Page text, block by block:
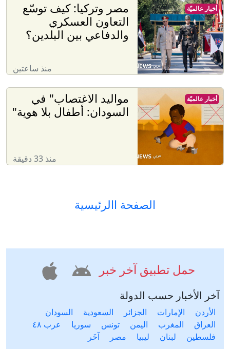
مصر وتركيا: كيف توسّع
التعاون العسكري
والدفاعي بين البلدين؟
منذ ساعتين
أخبار عالميّة
​​مواليد الاغتصاب" في
السودان: أطفال بلا هوية"
منذ 33 دقيقة
أخبار عالميّة
الصفحة االرئيسية
حمل تطبيق آخر خبر
آخر الأخبار حسب الدولة
الأردن الإمارات الجزائر السعودية
السودان
العراق
المغرب اليمن تونس سوريا
عرب ٤٨
فلسطين
لبنان ليبيا مصر آخَر